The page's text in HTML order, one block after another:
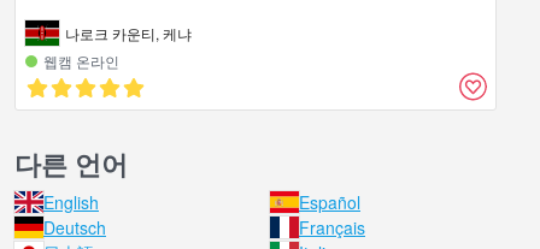
나로크 카운티, 케냐
웹캠 온라인
다른 언어
English
Español
Deutsch
Français